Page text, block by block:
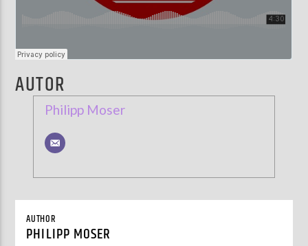
AUTOR
Philipp Moser
AUTHOR
PHILIPP MOSER